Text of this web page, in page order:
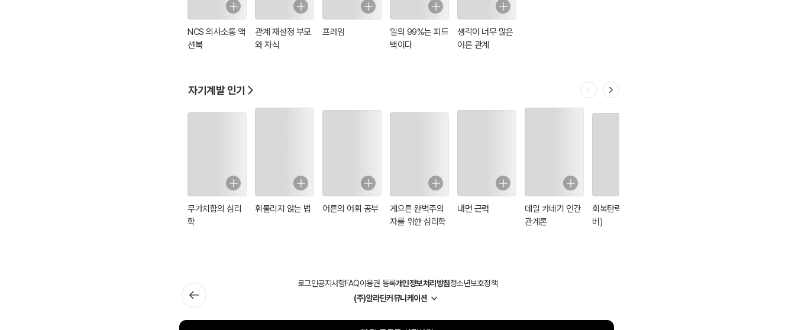
NCS 의사소통 액
션북
관계 재설정 부모
와 자식
프레임
일의 99%는 피드
백이다
생각이 너무 많은
어른 관계
자기계발 인기
무가치함의 심리
학
휘둘리지 않는 법 어른의 어휘 공부
게으른 완벽주의
자를 위한 심리학
내면 근력
데일 카네기 인간
관계론
회복탄력성 (리커
버)
로그인공지사항FAQ이용권 등록개인정보처리방침청소년보호정책
(주)알라딘커뮤니케이션